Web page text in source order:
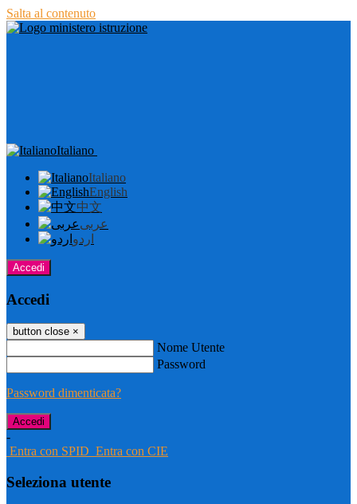
Salta al contenuto
Italiano
Italiano
English
中文
عربى
اردو
Accedi
Accedi
button close ×
Nome Utente
Password
Password dimenticata?
-
Entra con SPID Entra con CIE
Seleziona utente